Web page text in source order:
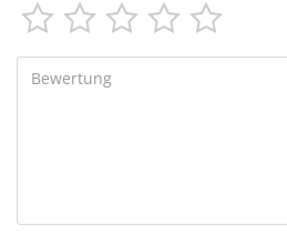
    